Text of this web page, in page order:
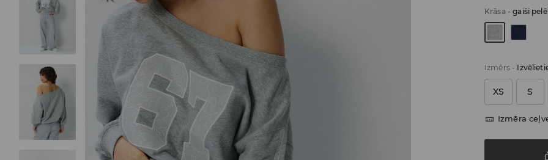
Krāsa -gaiši
Izmērs-
XS S
Izmēra